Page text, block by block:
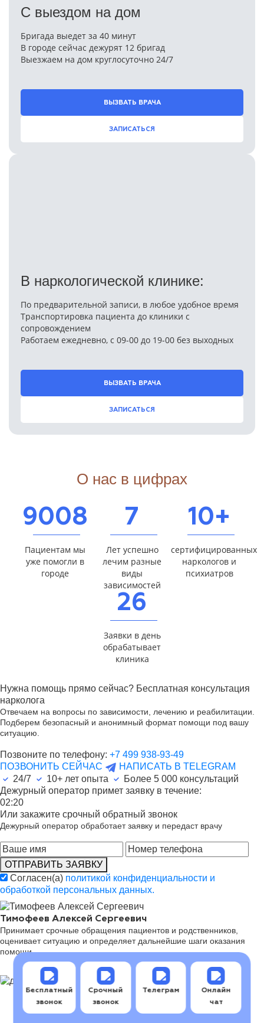
С выездом на дом
Бригада выедет за 40 минут
В городе сейчас дежурят 12 бригад
Выезжаем на дом круглосуточно 24/7
ВЫЗВАТЬ ВРАЧА
ЗАПИСАТЬСЯ
В наркологической клинике:
По предварительной записи, в любое удобное время
Транспортировка пациента до клиники с
сопровождением
Работаем ежедневно, с 09-00 до 19-00 без выходных
ВЫЗВАТЬ ВРАЧА
ЗАПИСАТЬСЯ
О нас в цифрах
9008
Пациентам мы
уже помогли в
городе
7
Лет успешно
лечим разные
виды
зависимостей
10+
сертифицированных
наркологов и
психиатров
26
Заявки в день
обрабатывает
клиника
Нужна помощь прямо сейчас? Бесплатная консультация
нарколога
Отвечаем на вопросы по зависимости, лечению и реабилитации.
Подберем безопасный и анонимный формат помощи под вашу
ситуацию.
Позвоните по телефону: +7 499 938-93-49
ПОЗВОНИТЬ СЕЙЧАС
НАПИСАТЬ В TELEGRAM
24/7
10+ лет опыта Более 5 000 консультаций
Дежурный оператор примет заявку в течение:
02:20
Или закажите срочный обратный звонок
Дежурный оператор обработает заявку и передаст врачу
ОТПРАВИТЬ ЗАЯВКУ
Согласен(а) политикой конфиденциальности и
обработкой персональных данных.
Тимофеев Алексей Сергеевич
Принимает срочные обращения пациентов и родственников,
оценивает ситуацию и определяет дальнейшие шаги оказания
помощи.
Последовательность реабилитации
Бесплатный
звонок
Срочный
звонок
Телеграм
Онлайн
чат